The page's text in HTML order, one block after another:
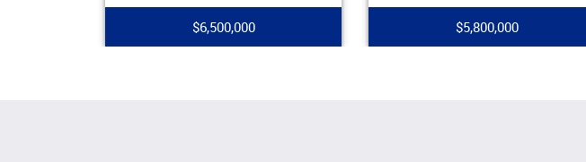
$5,800,000 $6,500,000